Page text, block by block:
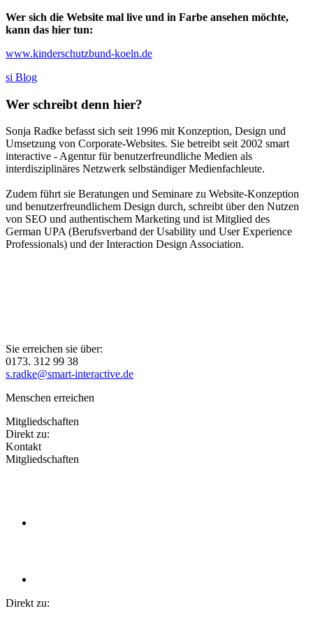
Wer sich die Website mal live und in Farbe ansehen möchte,
kann das hier tun:
www.kinderschutzbund-koeln.de
si Blog
Wer schreibt denn hier?
Sonja Radke befasst sich seit 1996 mit Konzeption, Design und
Umsetzung von Corporate-Websites. Sie betreibt seit 2002 smart
interactive - Agentur für benutzerfreundliche Medien als
interdisziplinäres Netzwerk selbständiger Medienfachleute.
Zudem führt sie Beratungen und Seminare zu Website-Konzeption
und benutzerfreundlichem Design durch, schreibt über den Nutzen
von SEO und authentischem Marketing und ist Mitglied des
German UPA (Berufsverband der Usability und User Experience
Professionals) und der Interaction Design Association.
Sie erreichen sie über:
0173. 312 99 38
s.radke@smart-interactive.de
Menschen erreichen
Mitgliedschaften
Direkt zu:
Kontakt
Mitgliedschaften
Direkt zu: